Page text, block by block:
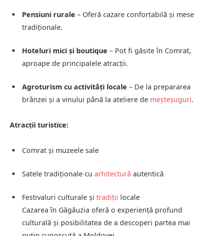
Pensiuni rurale – Oferă cazare confortabilă și mese
tradiționale.
Hoteluri mici și boutique – Pot fi găsite în Comrat,
aproape de principalele atracții.
Agroturism cu activități locale – De la prepararea
brânzei și a vinului până la ateliere de meșteșuguri.
Atracții turistice:
Comrat și muzeele sale
Satele tradiționale cu arhitectură autentică
Festivaluri culturale și tradiții locale
Cazarea în Găgăuzia oferă o experiență profund
culturală și posibilitatea de a descoperi partea mai